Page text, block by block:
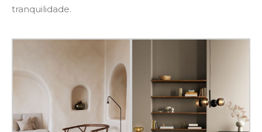
tranquilidade.